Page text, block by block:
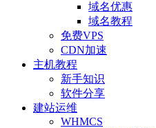
域名优惠
域名教程
免费VPS
CDN加速
主机教程
新手知识
软件分享
建站运维
WHMCS